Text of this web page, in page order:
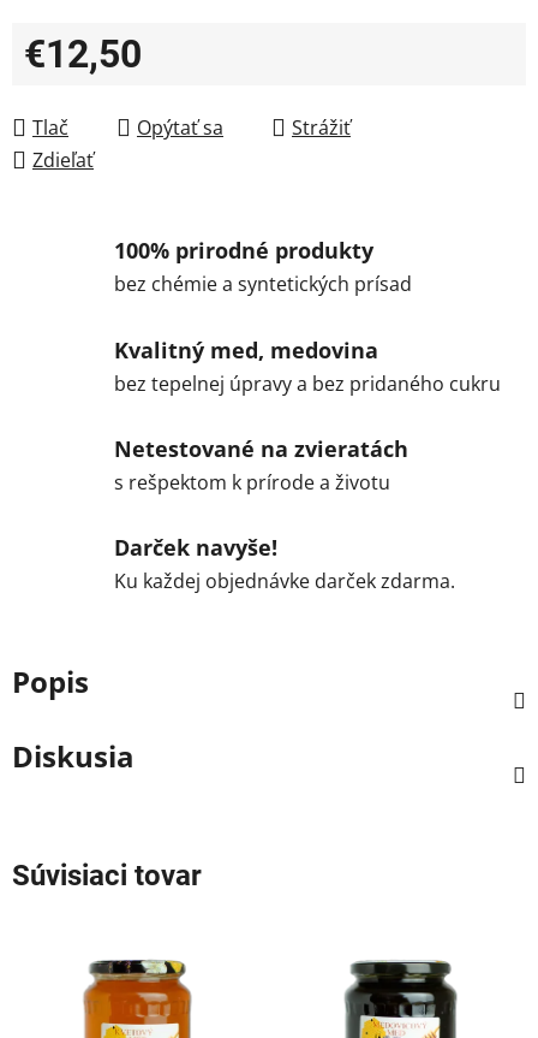
€12,50
Tlač
Opýtať sa
Strážiť
Zdieľať
100% prirodné produkty
bez chémie a syntetických prísad
Kvalitný med, medovina
bez tepelnej úpravy a bez pridaného cukru
Netestované na zvieratách
s rešpektom k prírode a životu
Darček navyše!
Ku každej objednávke darček zdarma.
Popis
Diskusia
Súvisiaci tovar